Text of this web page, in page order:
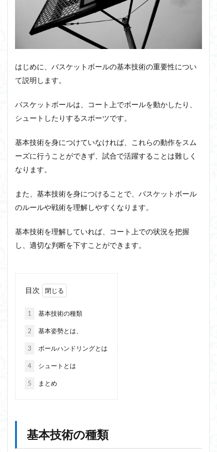
はじめに、バスケットボールの基本技術の重要性につい
て説明します。
バスケットボールは、コート上でボールを動かしたり、
シュートしたりするスポーツです。
基本技術を身につけていなければ、これらの動作をスム
ーズに行うことができず、試合で活躍することは難しく
なります。
また、基本技術を身につけることで、バスケットボール
のルールや戦術を理解しやすくなります。
基本技術を理解していれば、コート上での状況を把握
し、適切な判断を下すことができます。
目次
1 基本技術の種類
2 基本姿勢とは、
3 ボールハンドリングとは
4 シュートとは
5 まとめ
基本技術の種類